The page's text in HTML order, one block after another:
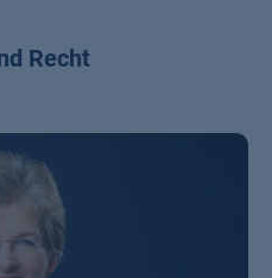
Recht